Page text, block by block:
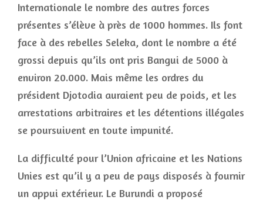
Internationale le nombre des autres forces
présentes s’élève à près de 1000 hommes. Ils font
face à des rebelles Seleka, dont le nombre a été
grossi depuis qu’ils ont pris Bangui de 5000 à
environ 20.000. Mais même les ordres du
président Djotodia auraient peu de poids, et les
arrestations arbitraires et les détentions illégales
se poursuivent en toute impunité.
La difficulté pour l’Union africaine et les Nations
Unies est qu’il y a peu de pays disposés à fournir
un appui extérieur. Le Burundi a proposé